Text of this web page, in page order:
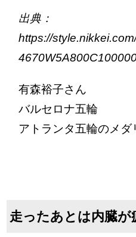
出典：
https://
有森裕子さん
バルセロナ五輪
アトランタ五輪のメダ
走ったあとは内臓が